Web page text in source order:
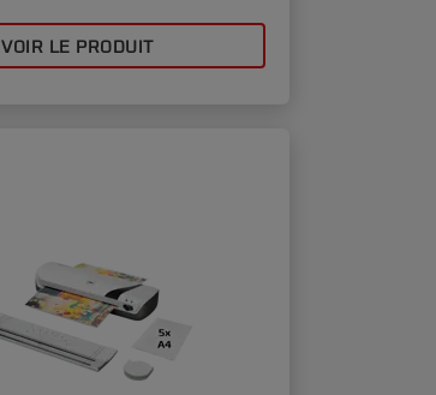
VOIR LE PRODUIT